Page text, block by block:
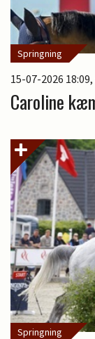
Springning
15-07-2026 18:09
Caroline
Springning